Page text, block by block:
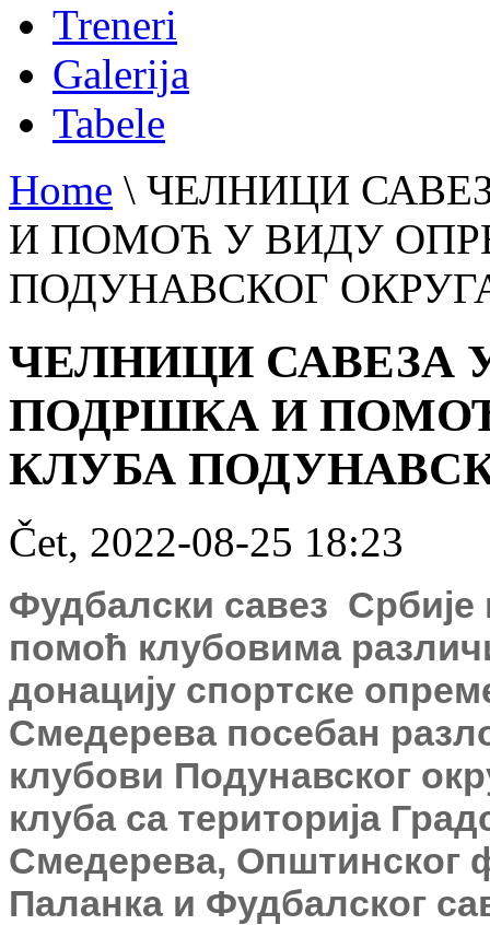
Treneri
Galerija
Tabele
Home \ ЧЕЛНИЦИ
И ПОМОЋ У ВИДУ
ПОДУНАВСКОГ
ЧЕЛНИЦИ САВЕЗА
ПОДРШКА И
КЛУБА
Čet, 2022-08-25 18:23
Фудбалски савез Србије
помоћ клубовима
донацију спортске
Смедерева посебан
клубови Подунавског
клуба са територија
Смедерева, Општинског
Паланка и Фудбалског